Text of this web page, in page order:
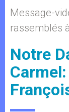
Message-
rassemblés
Notre